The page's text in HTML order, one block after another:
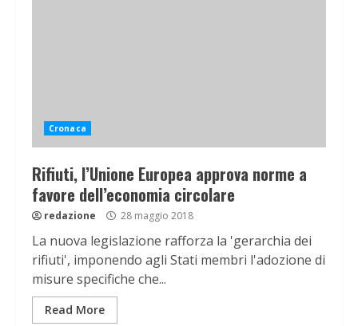
Cronaca
Rifiuti, l’Unione Europea approva norme a
favore dell’economia circolare
redazione 28 maggio 2018
La nuova legislazione rafforza la 'gerarchia dei
rifiuti', imponendo agli Stati membri l'adozione di
misure specifiche che...
Read More